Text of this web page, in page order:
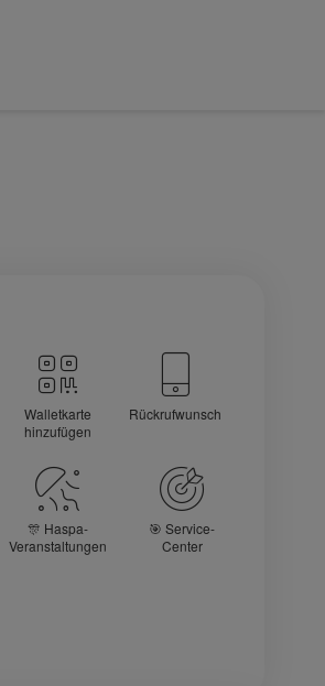
Walletkarte
hinzufügen
Rückrufwunsch
🎊 Haspa-
Veranstaltungen
🎯 Service-
Center